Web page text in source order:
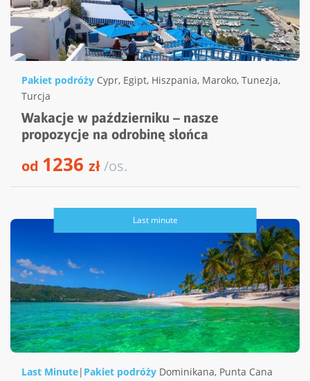
Pakiet podróży Cypr, Egipt, Hiszpania, Maroko, Tunezja,
Turcja
Wakacje w październiku – nasze
propozycje na odrobinę słońca
od 1236 zł/os.
Last minute
Last Minute| Pakiet podróży Dominikana, Punta Cana